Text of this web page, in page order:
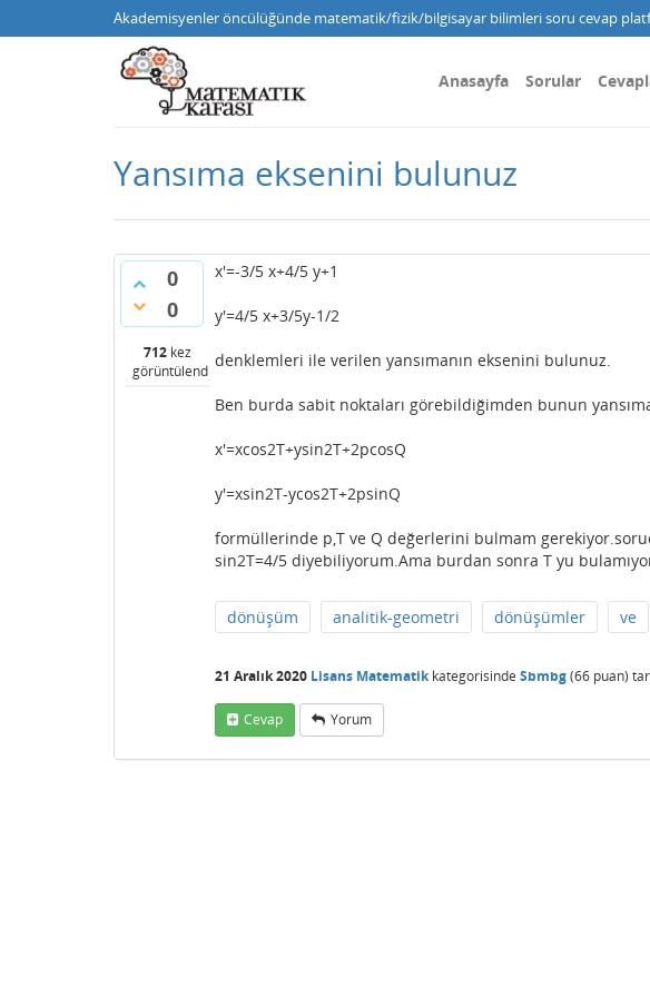
Akademisyenler öncülüğünde matematik/fizik/bilgisayar bilimleri soru cevap
Anasayfa Sorular
Yansıma eksenini bulunuz
0
0
712 kez
görüntülendi
x'=-3/5 x+4/5 y+1
y'=4/5 x+3/5y-1/2
denklemleri ile verilen yansımanın eksenini bulunuz.
Ben burda sabit noktaları görebildiğimden bunun
x'=xcos2T+ysin2T+2pcosQ
y'=xsin2T-ycos2T+2psinQ
formüllerinde p,T ve Q değerlerini bulmam
sin2T=4/5 diyebiliyorum.Ama burdan sonra T yu
dönüşüm analitik-geometri dönüşümler ve
21 Aralık 2020 Lisans Matematikkategorisinde Sbmbg(66 puan)
Cevap Yorum